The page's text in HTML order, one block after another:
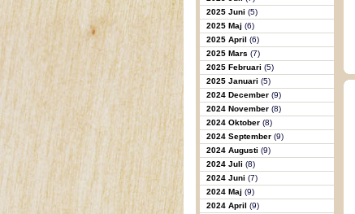
2025 Juni (5)
2025 Maj (6)
2025 April (6)
2025 Mars (7)
2025 Februari (5)
2025 Januari (5)
2024 December (9)
2024 November (8)
2024 Oktober (8)
2024 September (9)
2024 Augusti (9)
2024 Juli (8)
2024 Juni (7)
2024 Maj (9)
2024 April (9)